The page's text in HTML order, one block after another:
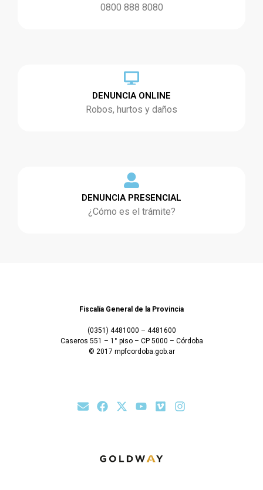
0800 888 8080
DENUNCIA ONLINE
Robos, hurtos y daños
DENUNCIA PRESENCIAL
¿Cómo es el trámite?
Fiscalía General de la Provincia
(0351) 4481000 – 4481600
Caseros 551 – 1° piso – CP 5000 – Córdoba
© 2017 mpfcordoba.gob.ar